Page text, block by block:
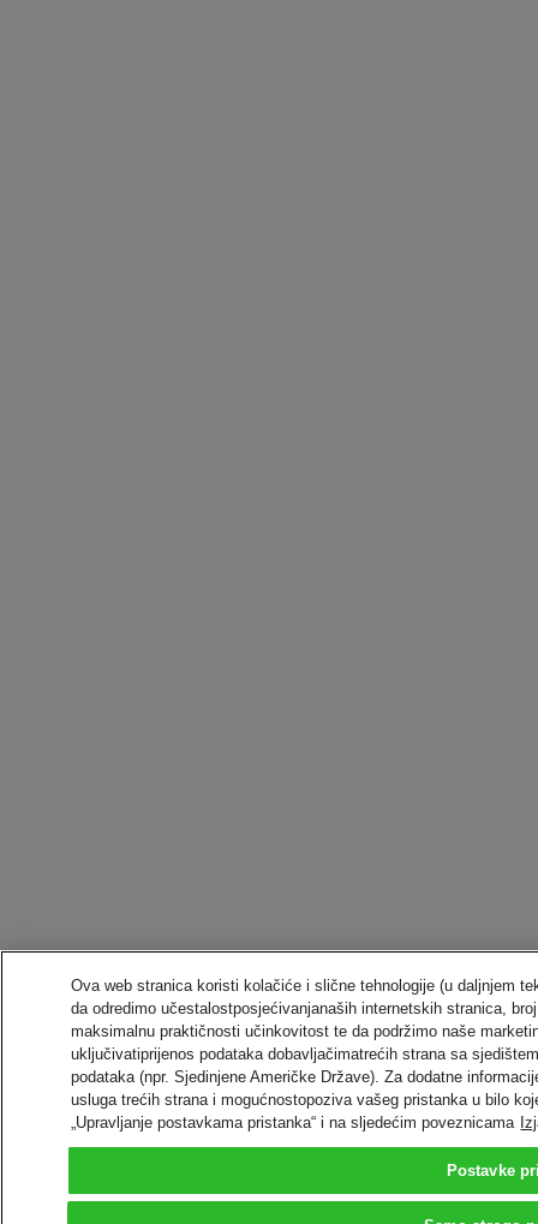
Ova web stranica koristi kolačiće i slične tehnologije (u daljnjem
da odredimo učestalostposjećivanjanaših internetskih stranica,
maksimalnu praktičnosti učinkovitost te da podržimo naše
uključivatiprijenos podataka dobavljačimatrećih strana sa
podataka (npr. Sjedinjene Američke Države). Za dodatne
usluga trećih strana i mogućnostopoziva vašeg pristanka u bilo
„Upravljanje postavkama pristanka“ i na sljedećim poveznicama
Postavke